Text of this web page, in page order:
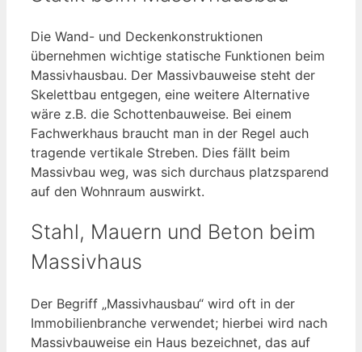
Die Wand- und Deckenkonstruktionen
übernehmen wichtige statische Funktionen beim
Massivhausbau. Der Massivbauweise steht der
Skelettbau entgegen, eine weitere Alternative
wäre z.B. die Schottenbauweise. Bei einem
Fachwerkhaus braucht man in der Regel auch
tragende vertikale Streben. Dies fällt beim
Massivbau weg, was sich durchaus platzsparend
auf den Wohnraum auswirkt.
Stahl, Mauern und Beton beim
Massivhaus
Der Begriff „Massivhausbau“ wird oft in der
Immobilienbranche verwendet; hierbei wird nach
Massivbauweise ein Haus bezeichnet, das auf